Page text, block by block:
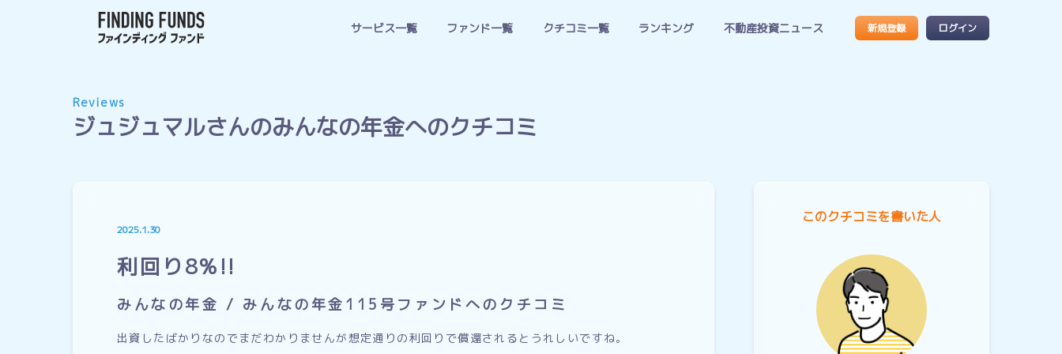
サービス一覧 ファンド一覧 クチコミ一覧 ランキング 不動産投資ニュース 新規登録 ログイン
Reviews
ジュジュマルさんのみんなの年金へのクチコミ
2025.1.30
利回り8%!!
みんなの年金 / みんなの年金115号ファンドへのクチコミ
出資したばかりなのでまだわかりませんが想定通りの利回りで償還されるとうれしいですね。
このクチコミを書いた人